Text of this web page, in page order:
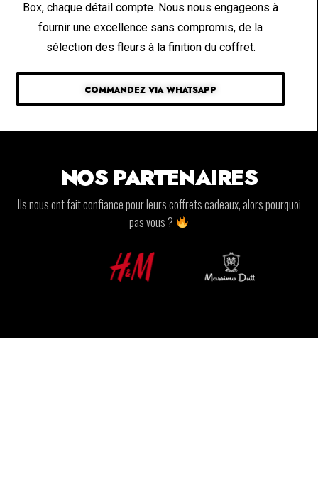
Box, chaque détail compte. Nous nous engageons à
fournir une excellence sans compromis, de la
sélection des fleurs à la finition du coffret.
COMMANDEZ VIA WHATSAPP
NOS PARTENAIRES
Ils nous ont fait confiance pour leurs coffrets cadeaux, alors pourquoi
pas vous ?